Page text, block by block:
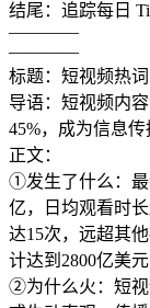
结尾：追踪每日
————
————
标题：短视频热词
导语：短视频内
45%，成为信息传
正文：
①发生了什么：最
亿，日均观看时
达15次，远超其
计达到2800亿美
②为什么火：短视